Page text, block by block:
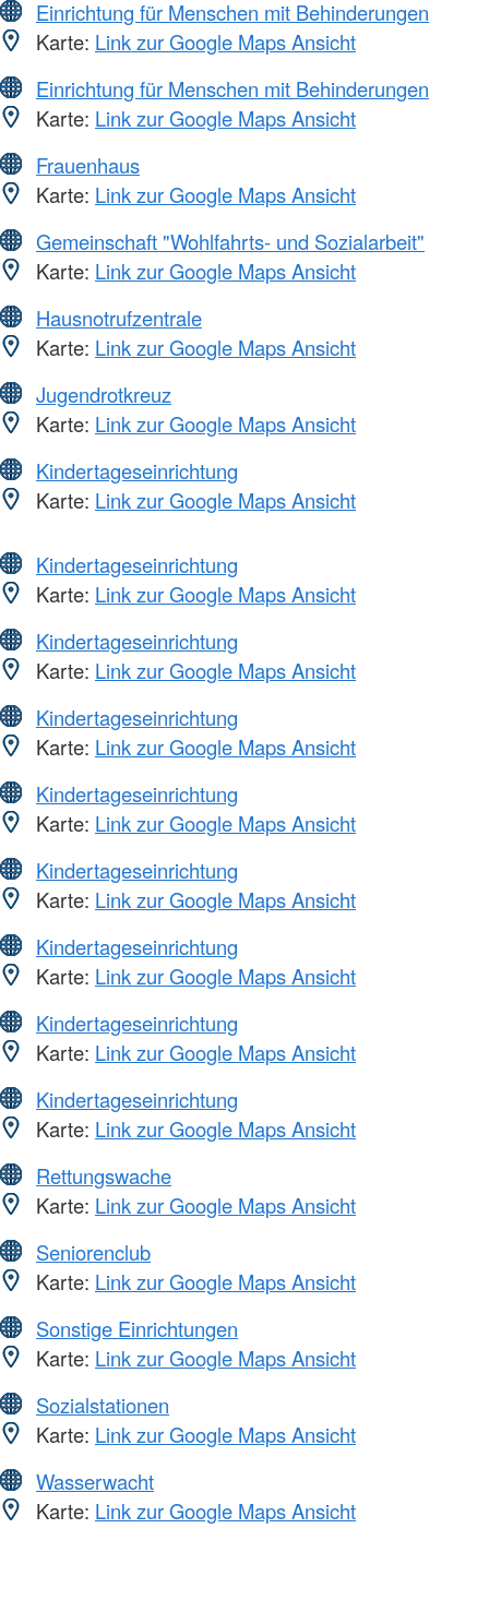
Einrichtung für Menschen mit Behinderungen
Karte: Link zur Google Maps Ansicht
Einrichtung für Menschen mit Behinderungen
Karte: Link zur Google Maps Ansicht
Frauenhaus
Karte: Link zur Google Maps Ansicht
Gemeinschaft "Wohlfahrts- und Sozialarbeit"
Karte: Link zur Google Maps Ansicht
Hausnotrufzentrale
Karte: Link zur Google Maps Ansicht
Jugendrotkreuz
Karte: Link zur Google Maps Ansicht
Kindertageseinrichtung
Karte: Link zur Google Maps Ansicht
Kindertageseinrichtung
Karte: Link zur Google Maps Ansicht
Kindertageseinrichtung
Karte: Link zur Google Maps Ansicht
Kindertageseinrichtung
Karte: Link zur Google Maps Ansicht
Kindertageseinrichtung
Karte: Link zur Google Maps Ansicht
Kindertageseinrichtung
Karte: Link zur Google Maps Ansicht
Kindertageseinrichtung
Karte: Link zur Google Maps Ansicht
Kindertageseinrichtung
Karte: Link zur Google Maps Ansicht
Kindertageseinrichtung
Karte: Link zur Google Maps Ansicht
Rettungswache
Karte: Link zur Google Maps Ansicht
Seniorenclub
Karte: Link zur Google Maps Ansicht
Sonstige Einrichtungen
Karte: Link zur Google Maps Ansicht
Sozialstationen
Karte: Link zur Google Maps Ansicht
Wasserwacht
Karte: Link zur Google Maps Ansicht